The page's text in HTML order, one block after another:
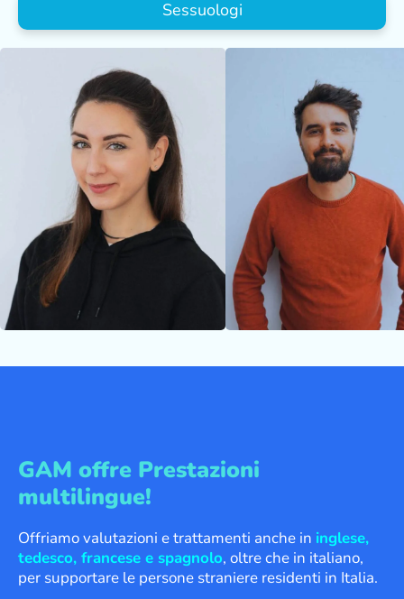
Sessuologi
GAM offre Prestazioni
multilingue!
Offriamo valutazioni e trattamenti anche in inglese,
tedesco, francese e spagnolo, oltre che in italiano,
per supportare le persone straniere residenti in Italia.